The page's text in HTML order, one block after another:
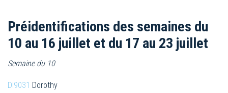
Préidentifications des semaines du
10 au 16 juillet et du 17 au 23 juillet
Semaine du 10
Dl9031 Dorothy